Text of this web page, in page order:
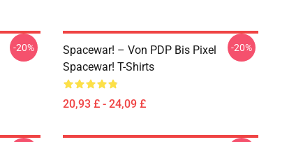
-20%
Spacewar! – Von PDP Bis Pixel
Spacewar! T-Shirts
20,93 £ - 24,09 £
-20%